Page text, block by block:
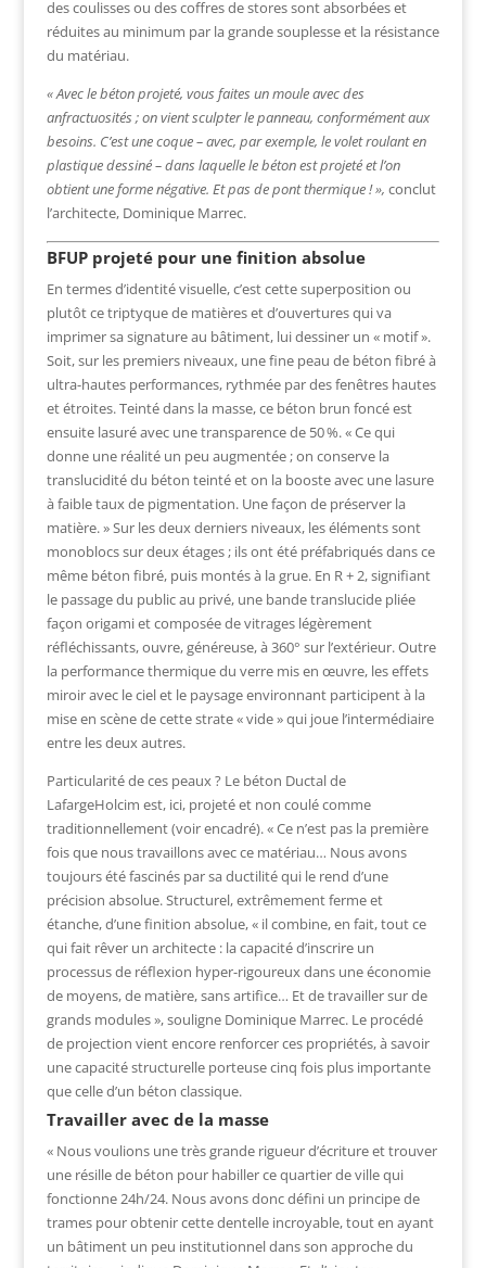
des coulisses ou des coffres de stores sont absorbées et
réduites au minimum par la grande souplesse et la résistance
du matériau.
« Avec le béton projeté, vous faites un moule avec des
anfractuosités ; on vient sculpter le panneau, conformément aux
besoins. C’est une coque – avec, par exemple, le volet roulant en
plastique dessiné – dans laquelle le béton est projeté et l’on
obtient une forme négative. Et pas de pont thermique ! », conclut
l’architecte, Dominique Marrec.
BFUP projeté pour une finition absolue
En termes d’identité visuelle, c’est cette superposition ou
plutôt ce triptyque de matières et d’ouvertures qui va
imprimer sa signature au bâtiment, lui dessiner un « motif ».
Soit, sur les premiers niveaux, une fine peau de béton fibré à
ultra-hautes performances, rythmée par des fenêtres hautes
et étroites. Teinté dans la masse, ce béton brun foncé est
ensuite lasuré avec une transparence de 50 %. « Ce qui
donne une réalité un peu augmentée ; on conserve la
translucidité du béton teinté et on la booste avec une lasure
à faible taux de pigmentation. Une façon de préserver la
matière. » Sur les deux derniers niveaux, les éléments sont
monoblocs sur deux étages ; ils ont été préfabriqués dans ce
même béton fibré, puis montés à la grue. En R + 2, signifiant
le passage du public au privé, une bande translucide pliée
façon origami et composée de vitrages légèrement
réfléchissants, ouvre, généreuse, à 360° sur l’extérieur. Outre
la performance thermique du verre mis en œuvre, les effets
miroir avec le ciel et le paysage environnant participent à la
mise en scène de cette strate « vide » qui joue l’intermédiaire
entre les deux autres.
Particularité de ces peaux ? Le béton Ductal de
LafargeHolcim est, ici, projeté et non coulé comme
traditionnellement (voir encadré). « Ce n’est pas la première
fois que nous travaillons avec ce matériau… Nous avons
toujours été fascinés par sa ductilité qui le rend d’une
précision absolue. Structurel, extrêmement ferme et
étanche, d’une finition absolue, « il combine, en fait, tout ce
qui fait rêver un architecte : la capacité d’inscrire un
processus de réflexion hyper-rigoureux dans une économie
de moyens, de matière, sans artifice… Et de travailler sur de
grands modules », souligne Dominique Marrec. Le procédé
de projection vient encore renforcer ces propriétés, à savoir
une capacité structurelle porteuse cinq fois plus importante
que celle d’un béton classique.
Travailler avec de la masse
« Nous voulions une très grande rigueur d’écriture et trouver
une résille de béton pour habiller ce quartier de ville qui
fonctionne 24h/24. Nous avons donc défini un principe de
trames pour obtenir cette dentelle incroyable, tout en ayant
un bâtiment un peu institutionnel dans son approche du